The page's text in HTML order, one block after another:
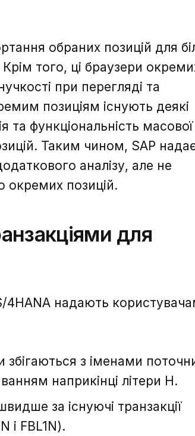
обраних позицій для
того, ці браузери
при перегляді та
позиціям існують деякі
та функціональність масової
Таким чином, SAP
аналізу, але не
окремих позицій.
для
4HANA надають
збігаються з іменами
наприкінці літери H.
за існуючі транзакції
і FBL1N).